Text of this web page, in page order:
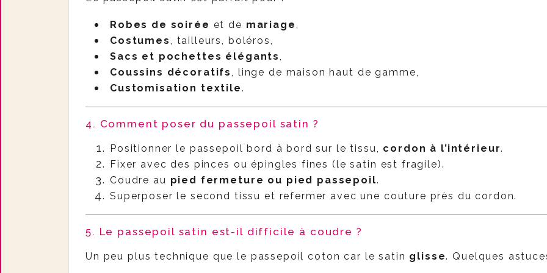
Robes de soirée et de mariage,
Costumes, tailleurs, boléros,
Sacs et pochettes élégants,
Coussins décoratifs, linge de maison haut de gamme,
Customisation textile.
4. Comment poser du passepoil satin ?
Positionner le passepoil bord à bord sur le tissu, cordon à l’intérieur.
Fixer avec des pinces ou épingles fines (le satin est fragile).
Coudre au pied fermeture ou pied passepoil.
Superposer le second tissu et refermer avec une couture près du cordon.
5. Le passepoil satin est-il difficile à coudre ?
Un peu plus technique que le passepoil coton car le satin glisse. Quelques